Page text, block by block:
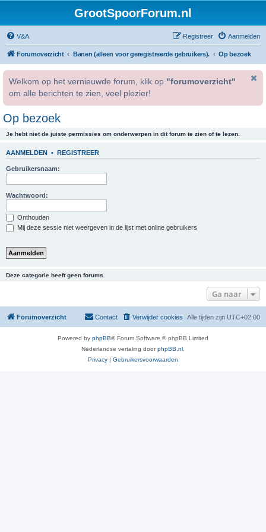
GrootSpoorForum.nl
V&A Aanmelden
Registreer
Forumoverzicht Banen (alleen voor geregistreerde gebruikers). Op bezoek
Welkom op het vernieuwde forum, klik op "forumoverzicht"
om alle berichten te zien, veel plezier!
Op bezoek
Je hebt niet de juiste permissies om onderwerpen in dit forum te zien of te lezen.
AANMELDEN • REGISTREER
Gebruikersnaam:
Wachtwoord:
Onthouden
Mij deze sessie niet weergeven in de lijst met online gebruikers
Deze categorie heeft geen forums.
Ga naar
Forumoverzicht Alle tijden zijn UTC+02:00
Verwijder cookies
Contact
Powered by phpBB® Forum Software © phpBB Limited
Nederlandse vertaling doorphpBB.nl
Privacy | Gebruikersvoorwaarden